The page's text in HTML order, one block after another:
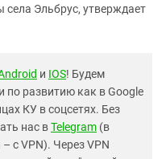
Эльбрус, утверждает
и IOS! Будем
по развитию как в Google
КУ в соцсетях. Без
нас вTelegram (в
с VPN). Через VPN